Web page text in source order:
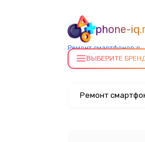
phone-
Ремонт смартфонов в
Екатеринбурге
ВЫБЕРИТЕ
Ремонт